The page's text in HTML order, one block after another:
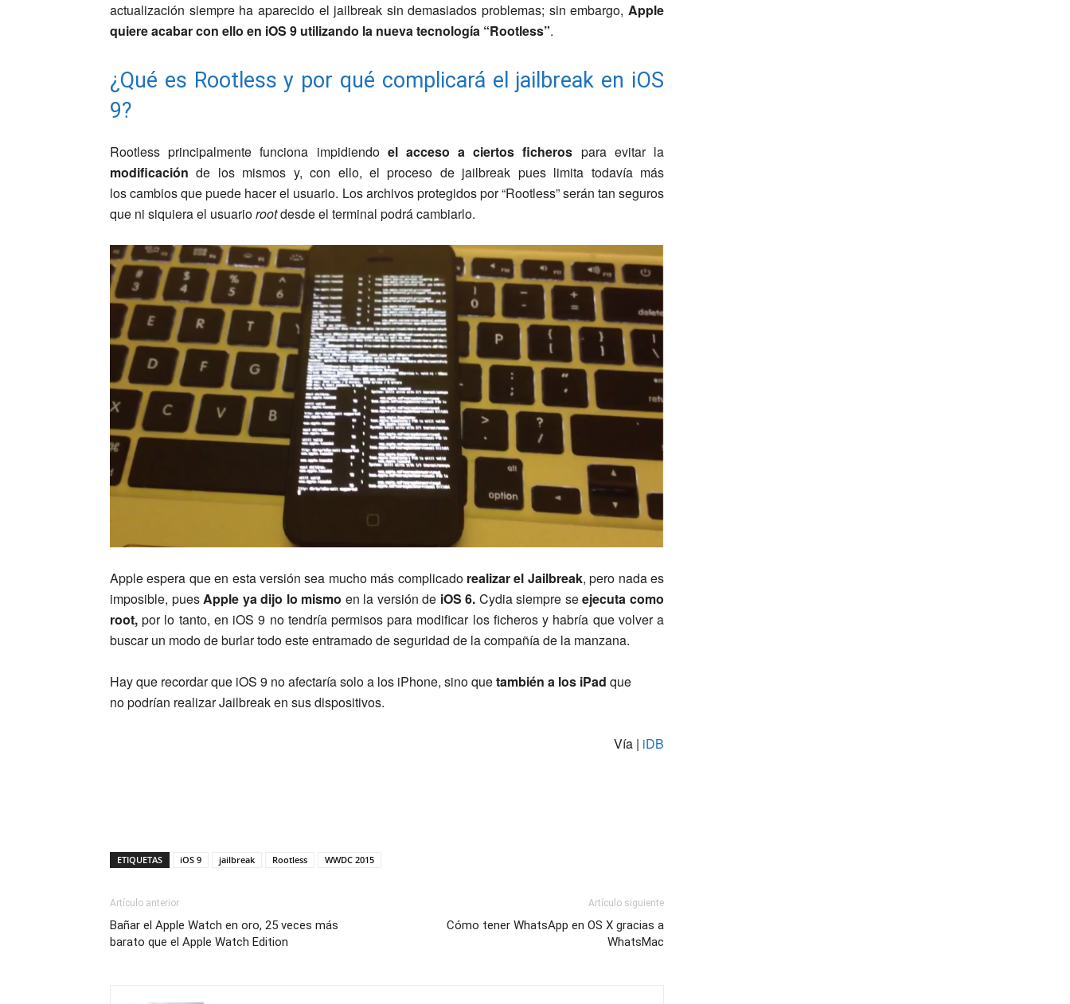
actualización siempre ha aparecido el jailbreak sin demasiados problemas; sin embargo, Apple
quiere acabar con ello en iOS 9 utilizando la nueva tecnología “Rootless”.
¿Qué es Rootless y por qué complicará el jailbreak en iOS
9?
Rootless principalmente funciona impidiendo el acceso a ciertos ficheros para evitar la
modificación de los mismos y, con ello, el proceso de jailbreak pues limita todavía más
los cambios que puede hacer el usuario. Los archivos protegidos por “Rootless” serán tan seguros
que ni siquiera el usuariorootdesde el terminal podrá cambiarlo.
Apple espera que en esta versión sea mucho más complicadorealizar el Jailbreak, pero nada es
imposible, puesApple ya dijo lo mismo en la versión de iOS 6. Cydia siempre seejecuta como
root, por lo tanto, en iOS 9 no tendría permisos para modificar los ficheros y habría que volver a
buscar un modo de burlar todo este entramado de seguridad de la compañía de la manzana.
Hay que recordar que iOS 9 no afectaría solo a los iPhone, sino quetambién a los iPad que
no podrían realizar Jailbreak en sus dispositivos.
Vía | iDB
ETIQUETAS iOS 9 jailbreak Rootless WWDC 2015
Artículo anterior
Bañar el Apple Watch en oro, 25 veces más
barato que el Apple Watch Edition
Artículo siguiente
Cómo tener WhatsApp en OS X gracias a
WhatsMac